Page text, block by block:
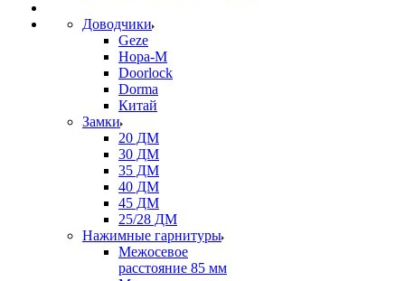
Доводчики
Geze
Нора-М
Doorlock
Dorma
Китай
Замки
20 ДМ
30 ДМ
35 ДМ
40 ДМ
45 ДМ
25/28 ДМ
Нажимные гарнитуры
Межосевое
расстояние 85 мм